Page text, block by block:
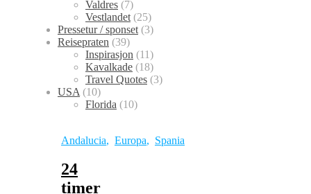
Valdres (7)
Vestlandet (25)
Pressetur / sponset (3)
Reisepraten (39)
Inspirasjon (11)
Kavalkade (18)
Travel Quotes (3)
USA (10)
Florida (10)
Andalucia, Europa, Spania
24
timer